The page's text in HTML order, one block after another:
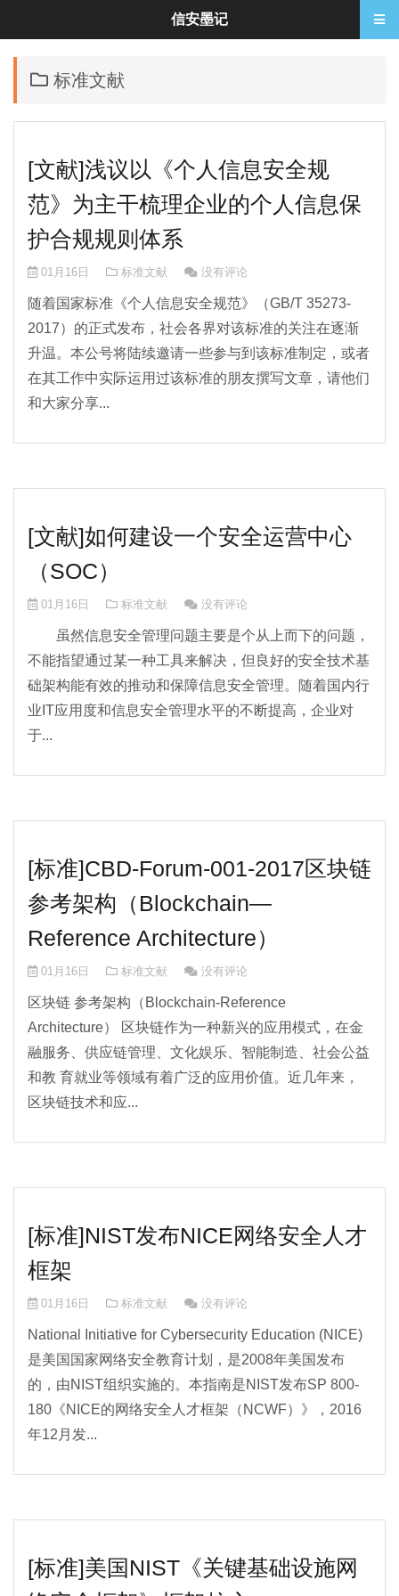
标准文献
[文献]浅议以《个人信息安全规
范》为主干梳理企业的个人信息保
护合规规则体系
01月16日 标准文献 没有评论
随着国家标准《个人信息安全规范》（GB/T 35273-
2017）的正式发布，社会各界对该标准的关注在逐渐
升温。本公号将陆续邀请一些参与到该标准制定，或者
在其工作中实际运用过该标准的朋友撰写文章，请他们
和大家分享...
[文献]如何建设一个安全运营中心
（SOC）
01月16日 标准文献 没有评论
虽然信息安全管理问题主要是个从上而下的问题，
不能指望通过某一种工具来解决，但良好的安全技术基
础架构能有效的推动和保障信息安全管理。随着国内行
业IT应用度和信息安全管理水平的不断提高，企业对
于...
[标准]CBD-Forum-001-2017区块链
参考架构（Blockchain—
Reference Architecture）
01月16日 标准文献 没有评论
区块链 参考架构（Blockchain-Reference
Architecture） 区块链作为一种新兴的应用模式，在金
融服务、供应链管理、文化娱乐、智能制造、社会公益
和教 育就业等领域有着广泛的应用价值。近几年来，
区块链技术和应...
[标准]NIST发布NICE网络安全人才
框架
01月16日 标准文献 没有评论
National Initiative for Cybersecurity Education (NICE)
是美国国家网络安全教育计划，是2008年美国发布
的，由NIST组织实施的。本指南是NIST发布SP 800-
180《NICE的网络安全人才框架（NCWF）》，2016
年12月发...
[标准]美国NIST《关键基础设施网
信安墨记